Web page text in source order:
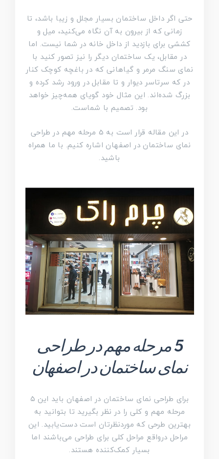
حتی اگر داخل ساختمان بسیار مجلل و زیبا باشد، تا
زمانی که از بیرون به آن نگاه می‌کنید، میل و
کششی برای بازدید از داخل خانه در شما نیست. اما
در مقابل، یک ساختمان دیگر را نیز تصور کنید با
نمای سنگ مرمر و گیاهانی که در باغچه کوچک کنار
در که سرتاسر دیوار و تا مقابل در ورود رشد کرده و
بزرگ شده‌اند. این مثال خود گویای همه‌چیز خواهد
بود. تصمیم با شماست.
در این مقاله قرار است به 5 مرحله مهم در طراحی
نمای ساختمان در اصفهان اشاره کنیم. با ما همراه
باشید.
5 مرحله مهم در طراحی
نمای ساختمان در اصفهان
برای طراحی نمای ساختمان در اصفهان باید این ۵
مرحله مهم و کلی را در نظر بگیرید تا بتوانید به
بهترین طرحی که موردنظرتان است دست‌یابید. این
مراحل درواقع مراحل کلی برای طراحی می‌باشند اما
بسیار کمک‌کننده هستند.